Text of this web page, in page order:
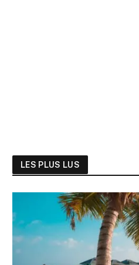
LES PLUS LUS